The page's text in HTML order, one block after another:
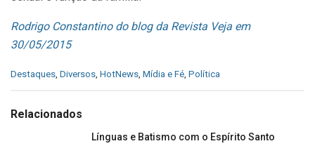
Rodrigo Constantino do blog da Revista Veja em
30/05/2015
C
e
Destaques Diversos HotNews Mídia e Fé Política
Relacionados
Línguas e Batismo com o Espírito Santo